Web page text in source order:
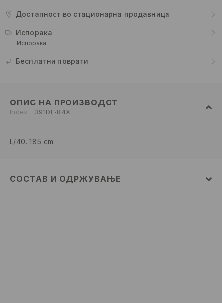
Достапност во стационарна продавница
Испорака
Испорака
Бесплатни поврати
ОПИС НА ПРОИЗВОДОТ
Index 391DE-84X
L/40. 185 cm
СОСТАВ И ОДРЖУВАЊЕ